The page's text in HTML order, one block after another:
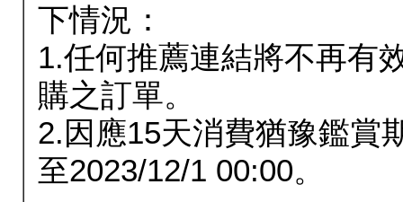
下情況：
1.任何推薦連結將不再有
購之訂單。
2.因應15天消費猶豫鑑賞
至2023/12/1 00:00。